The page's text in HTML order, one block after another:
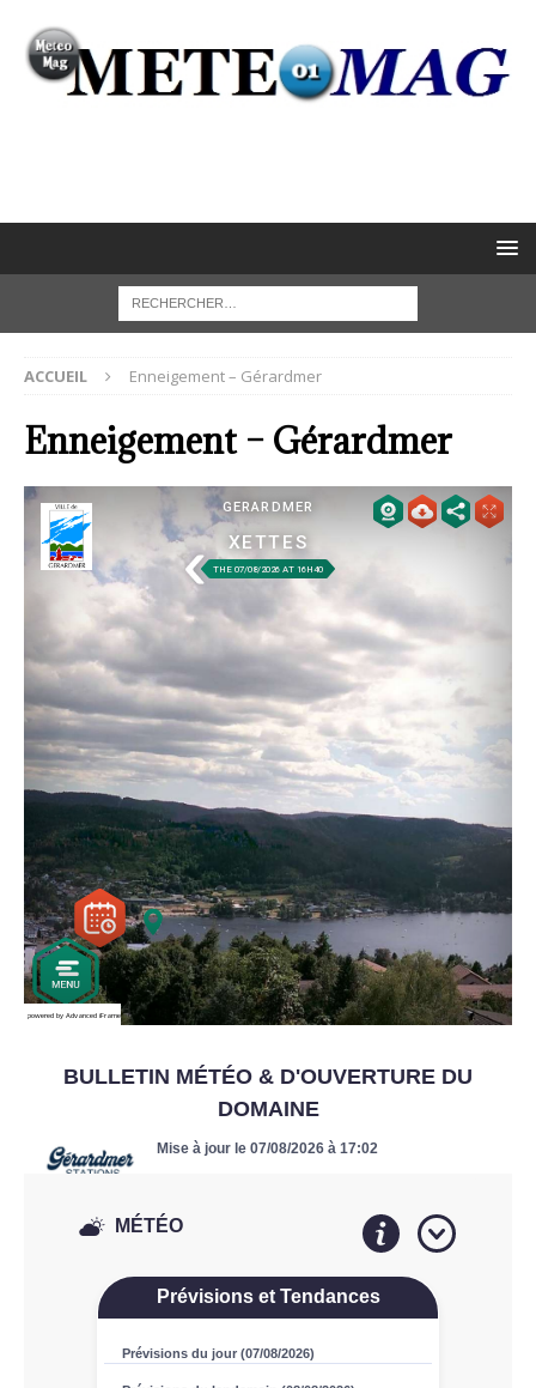
ACCUEIL Enneigement – Gérardmer
Enneigement – Gérardmer
powered by Advanced iFrame